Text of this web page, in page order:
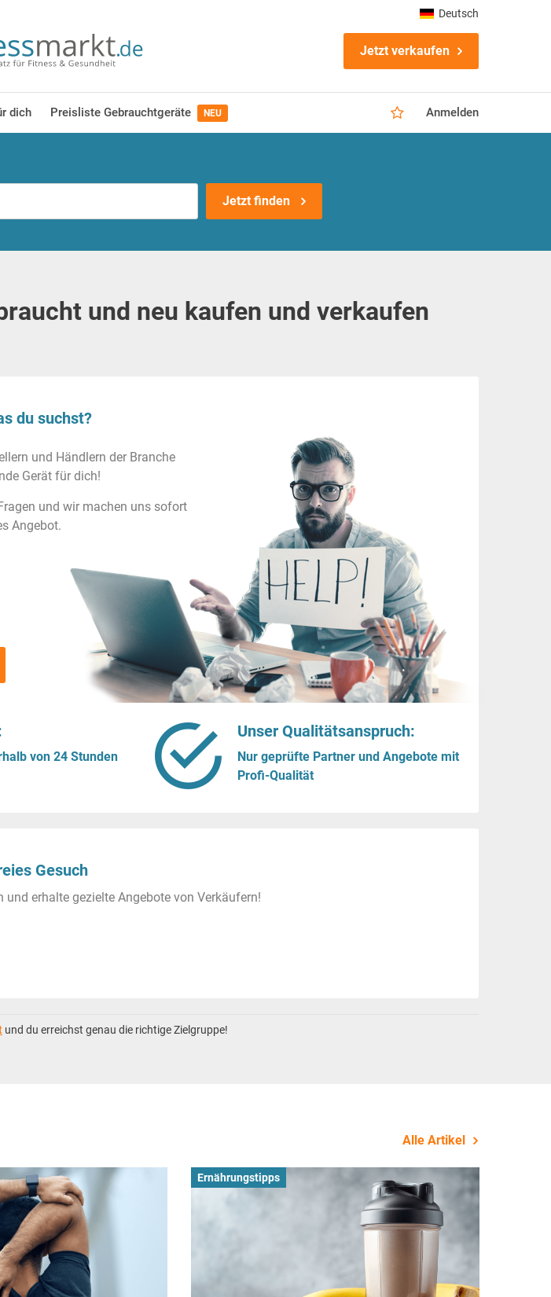
Jetzt verkaufen
dich Preisliste Gebrauchtgeräte NEU Anmelden
Deutsch
Jetzt finden
und neu kaufen und verkaufen
du suchst?
und Händlern der Branche
Gerät für dich!
und wir machen uns sofort
Angebot.
von 24 Stunden
Unser Qualitätsanspruch:
Nur geprüfte Partner und Angebote mit
Profi-Qualität
Gesuch
erhalte gezielte Angebote von Verkäufern!
und du erreichst genau die richtige Zielgruppe!
Alle Artikel
Ernährungstipps